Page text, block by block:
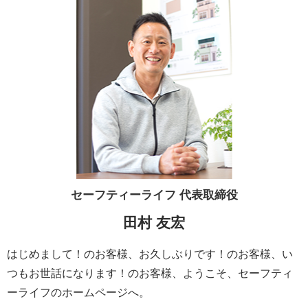
セーフティーライフ 代表取締役
田村 友宏
はじめまして！のお客様、お久しぶりです！のお客様、い
つもお世話になります！のお客様、ようこそ、セーフティ
ーライフのホームページへ。